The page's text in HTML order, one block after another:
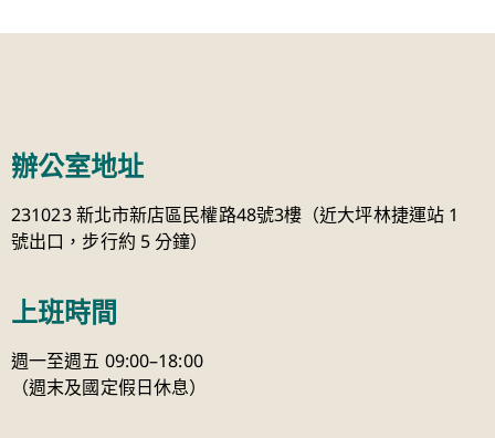
辦公室地址
231023 新北市新店區民權路48號3樓（近大坪林捷運站 1
號出口，步行約 5 分鐘）
上班時間
週一至週五 09:00–18:00
（週末及國定假日休息）